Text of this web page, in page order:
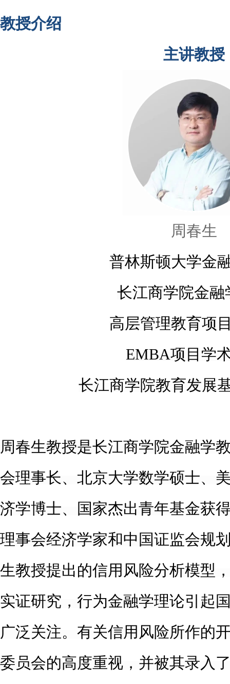
教授介绍
主讲教授
周春生
普林斯顿大学金
长江商学院金融
高层管理教育项
EMBA项目学
长江商学院教育发展
周春生教授是长江商学院金融学
会理事长、北京大学数学硕士、
济学博士、国家杰出青年基金获
理事会经济学家和中国证监会规
生教授提出的信用风险分析模型
实证研究，行为金融学理论引起
广泛关注。有关信用风险所作的
委员会的高度重视，并被其录入